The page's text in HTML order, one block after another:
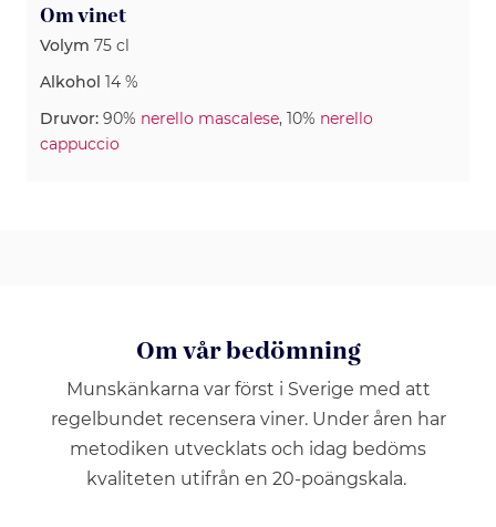
Om vinet
Volym 75 cl
Alkohol 14 %
Druvor: 90% nerello mascalese, 10% nerello
cappuccio
Om vår bedömning
Munskänkarna var först i Sverige med att
regelbundet recensera viner. Under åren har
metodiken utvecklats och idag bedöms
kvaliteten utifrån en 20-poängskala.